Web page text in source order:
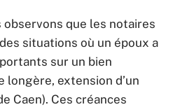
observons que les notaires
situations où un époux a
sur un bien
longère, extension d’un
Caen). Ces créances